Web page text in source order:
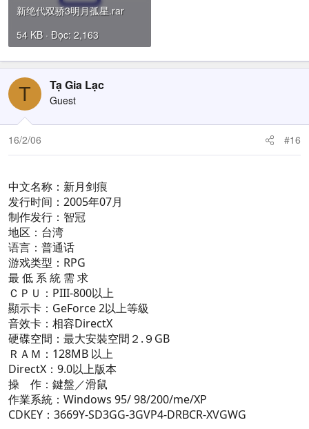
新绝代双骄3明月孤星.rar
54 KB · Đọc: 2,163
T Tạ Gia Lạc
Guest
16/2/06 #16
中文名称：新月剑痕
发行时间：2005年07月
制作发行：智冠
地区：台湾
语言：普通话
游戏类型：RPG
最 低 系 統 需 求
ＣＰＵ：PIII-800以上
顯示卡：GeForce 2以上等級
音效卡：相容DirectX
硬碟空間：最大安裝空間２.９GB
ＲＡＭ：128MB 以上
DirectX：9.0以上版本
操 作：鍵盤／滑鼠
作業系統：Windows 95/ 98/200/me/XP
CDKEY：3669Y-SD3GG-3GVP4-DRBCR-XVGWG